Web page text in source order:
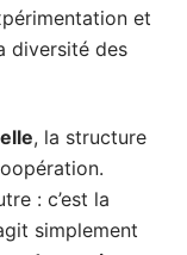
et
diversité des
, la structure
: c’est la
simplement